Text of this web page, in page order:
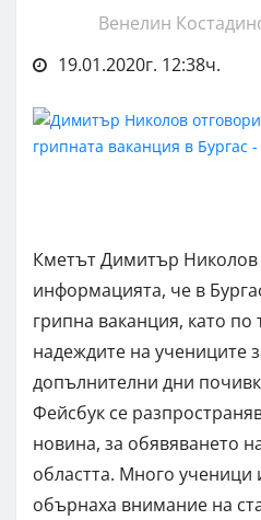
Венелин
19.01.2020г. 12:38ч.
Кметът Димитър Николов
информацията, че в
грипна ваканция, като
надеждите на учениците
допълнителни дни
Фейсбук се
новина, за обявяването
областта. Много ученици
обърнаха внимание на